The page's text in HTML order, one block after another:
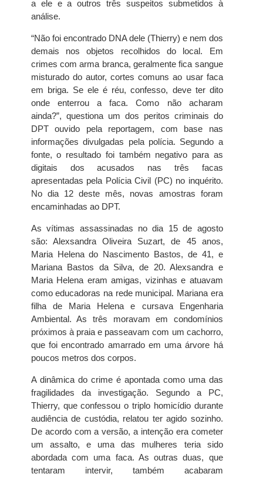
a ele e a outros três suspeitos submetidos à
análise.
“Não foi encontrado DNA dele (Thierry) e nem dos
demais nos objetos recolhidos do local. Em
crimes com arma branca, geralmente fica sangue
misturado do autor, cortes comuns ao usar faca
em briga. Se ele é réu, confesso, deve ter dito
onde enterrou a faca. Como não acharam
ainda?”, questiona um dos peritos criminais do
DPT ouvido pela reportagem, com base nas
informações divulgadas pela polícia. Segundo a
fonte, o resultado foi também negativo para as
digitais dos acusados nas três facas
apresentadas pela Polícia Civil (PC) no inquérito.
No dia 12 deste mês, novas amostras foram
encaminhadas ao DPT.
As vítimas assassinadas no dia 15 de agosto
são: Alexsandra Oliveira Suzart, de 45 anos,
Maria Helena do Nascimento Bastos, de 41, e
Mariana Bastos da Silva, de 20. Alexsandra e
Maria Helena eram amigas, vizinhas e atuavam
como educadoras na rede municipal. Mariana era
filha de Maria Helena e cursava Engenharia
Ambiental. As três moravam em condomínios
próximos à praia e passeavam com um cachorro,
que foi encontrado amarrado em uma árvore há
poucos metros dos corpos.
A dinâmica do crime é apontada como uma das
fragilidades da investigação. Segundo a PC,
Thierry, que confessou o triplo homicídio durante
audiência de custódia, relatou ter agido sozinho.
De acordo com a versão, a intenção era cometer
um assalto, e uma das mulheres teria sido
abordada com uma faca. As outras duas, que
tentaram intervir, também acabaram